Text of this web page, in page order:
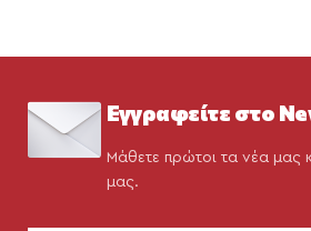
Εγγραφείτε στο
Μάθετε πρώτοι τα νέα μας
μας.